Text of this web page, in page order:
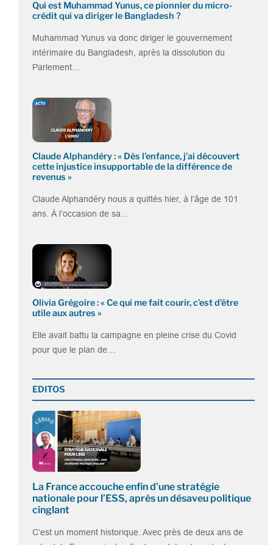
Qui est Muhammad Yunus, ce pionnier du micro-
crédit qui va diriger le Bangladesh ?
Muhammad Yunus va donc diriger le gouvernement
intérimaire du Bangladesh, après la dissolution du
Parlement…
Claude Alphandéry : « Dès l’enfance, j’ai découvert
cette injustice insupportable de la différence de
revenus »
Claude Alphandéry nous a quittés hier, à l’âge de 101
ans. À l’occasion de sa…
Olivia Grégoire : « Ce qui me fait courir, c’est d’être
utile aux autres »
Elle avait battu la campagne en pleine crise du Covid
pour que le plan de…
EDITOS
La France accouche enfin d’une stratégie
nationale pour l’ESS, après un désaveu politique
cinglant
C’est un moment historique. Avec près de deux ans de